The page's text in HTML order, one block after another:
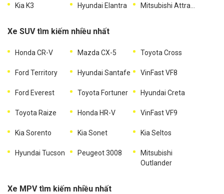
Kia K3 Hyundai Elantra
Xe SUV tìm kiếm nhiều nhất
Honda CR-V Mazda CX-5 Toyota Cross
Ford Territory Hyundai Santafe VinFast VF8
Ford Everest Toyota Fortuner Hyundai Creta
Toyota Raize Honda HR-V VinFast VF9
Kia Sorento Kia Sonet Kia Seltos
Hyundai Tucson Peugeot 3008
Mitsubishi
Outlander
Xe MPV tìm kiếm nhiều nhất